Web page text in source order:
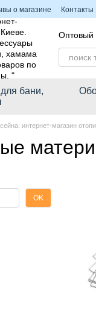
о магазине Контакты
Оптовый
бани,
интернет-магазин
OK